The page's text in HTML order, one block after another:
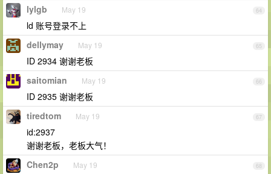
64
lylgb May 19
ld 账号登录不上
65
dellymay May 19
ID 2934 谢谢老板
66
saitomian May 19
ID 2935 谢谢老板
67
tiredtom May 19
id:2937
谢谢老板，老板大气！
68
Chen2p May 19